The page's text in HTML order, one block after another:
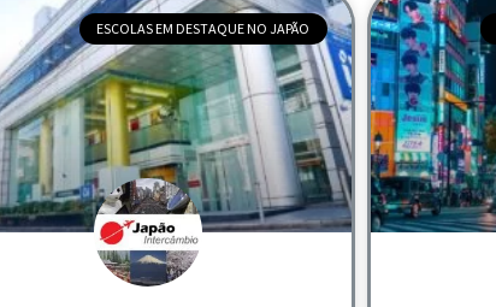
ESCOLAS EM DESTAQUE NO JAPÃO